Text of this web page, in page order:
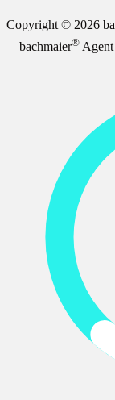
Copyright © 2026
bachmaier® Agent